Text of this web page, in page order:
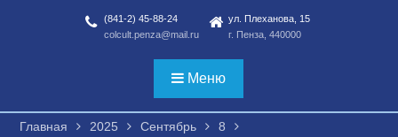
(841-2) 45-88-24
colcult.penza@mail.ru
ул. Плеханова, 15
г. Пенза, 440000
Меню
Главная 2025 Сентябрь
8